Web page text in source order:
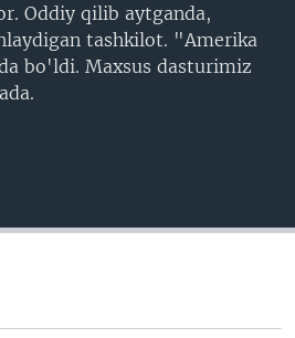
Oddiy qilib aytganda,
tashkilot. "Amerika
bo'ldi. Maxsus dasturimiz